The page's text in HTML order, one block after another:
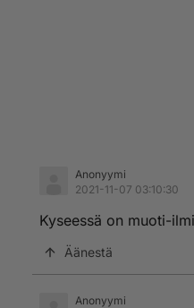
Anonyymi
2021-11-07 03:10:30
Kyseessä on muoti-
Äänestä
Anonyymi